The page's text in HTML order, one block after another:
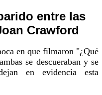
entre las
Crawford
en que filmaron "¿Qué
se descueraban y se
en evidencia esta